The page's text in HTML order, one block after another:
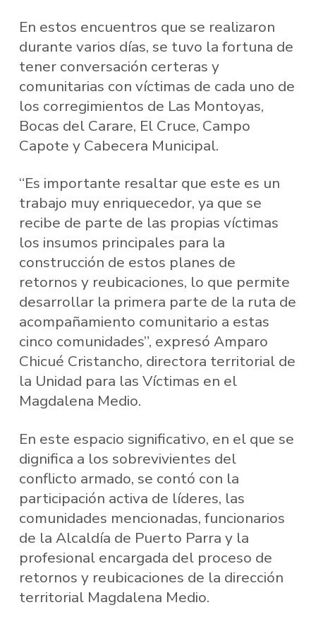
En estos encuentros que se realizaron
durante varios días, se tuvo la fortuna de
tener conversación certeras y
comunitarias con víctimas de cada uno de
los corregimientos de Las Montoyas,
Bocas del Carare, El Cruce, Campo
Capote y Cabecera Municipal.
“Es importante resaltar que este es un
trabajo muy enriquecedor, ya que se
recibe de parte de las propias víctimas
los insumos principales para la
construcción de estos planes de
retornos y reubicaciones, lo que permite
desarrollar la primera parte de la ruta de
acompañamiento comunitario a estas
cinco comunidades”, expresó Amparo
Chicué Cristancho, directora territorial de
la Unidad para las Víctimas en el
Magdalena Medio.
En este espacio significativo, en el que se
dignifica a los sobrevivientes del
conflicto armado, se contó con la
participación activa de líderes, las
comunidades mencionadas, funcionarios
de la Alcaldía de Puerto Parra y la
profesional encargada del proceso de
retornos y reubicaciones de la dirección
territorial Magdalena Medio.